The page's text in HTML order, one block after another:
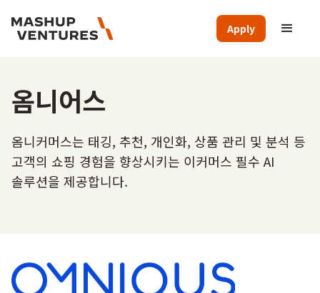
Apply
옴니어스
옴니커머스는 태깅, 추천, 개인화, 상품 관리 및 분석 등
고객의 쇼핑 경험을 향상시키는 이커머스 필수 AI
솔루션을 제공합니다.